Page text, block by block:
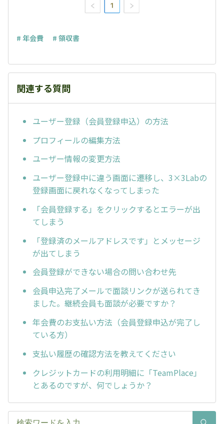
# 年会費 # 領収書
関連する質問
ユーザー登録（会員登録申込）の方法
プロフィールの編集方法
ユーザー情報の変更方法
ユーザー登録中に違う画面に遷移し、3×3Labの
登録画面に戻れなくなってしまった
「会員登録する」をクリックするとエラーが出
てしまう
「登録済のメールアドレスです」とメッセージ
が出てしまう
会員登録ができない場合の問い合わせ先
会員申込完了メールで面談リンクが送られてき
ました。継続会員も面談が必要ですか？
年会費のお支払い方法（会員登録申込が完了し
ている方）
支払い履歴の確認方法を教えてください
クレジットカードの利用明細に「TeamPlace」
とあるのですが、何でしょうか？